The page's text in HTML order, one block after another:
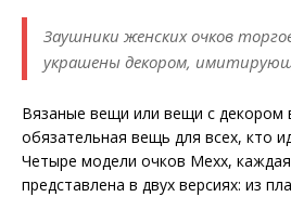
Заушники женских очков
украшены декором,
Вязаные вещи или вещи с декором
обязательная вещь для всех, кто
Четыре модели очков Mexx,
представлена в двух версиях: из